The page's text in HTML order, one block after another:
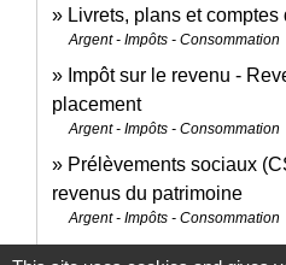
Livrets, plans et comptes
Argent - Impôts - Consommation
Impôt sur le revenu -
placement
Argent - Impôts - Consommation
Prélèvements sociaux
revenus du patrimoine
Argent - Impôts - Consommation